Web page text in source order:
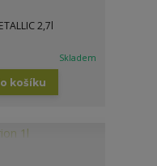
2,7l
Skladem
košíku